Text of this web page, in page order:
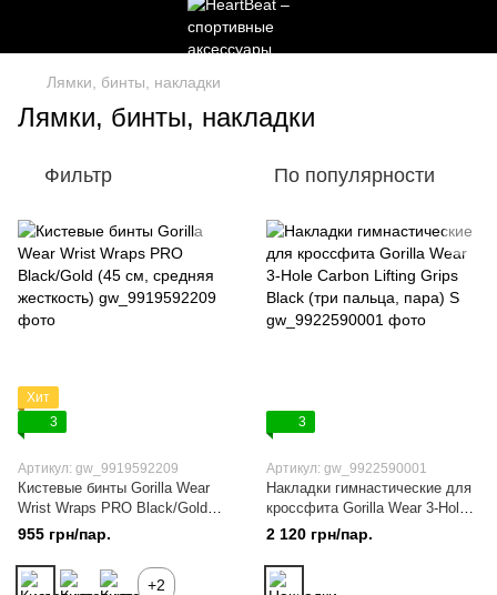
Лямки, бинты, накладки
Лямки, бинты, накладки
Фильтр По популярности
Хит
3
Артикул: gw_9919592209
Кистевые бинты Gorilla Wear
Wrist Wraps PRO Black/Gold
(45 см, средняя жесткость)
955 грн/пар.
+2
3
Артикул: gw_9922590001
Накладки гимнастические для
кроссфита Gorilla Wear 3-Hole
Carbon Lifting Grips Black (три
пальца, пара) S
2 120 грн/пар.